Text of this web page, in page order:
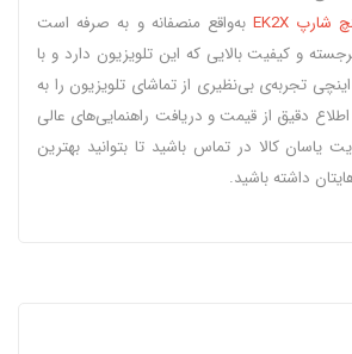
به‌واقع منصفانه و به صرفه است
و کیفیت بالایی که این تلویزیون دارد و با
صفحه‌نمایش بزرگ 75 اینچی تجربه‌ی بی‌نظیری از تماشای تلویزیون را به
دقیق از قیمت و دریافت راهنمایی‌های عالی
یاسان کالا در تماس باشید تا بتوانید بهترین
داشته باشید.